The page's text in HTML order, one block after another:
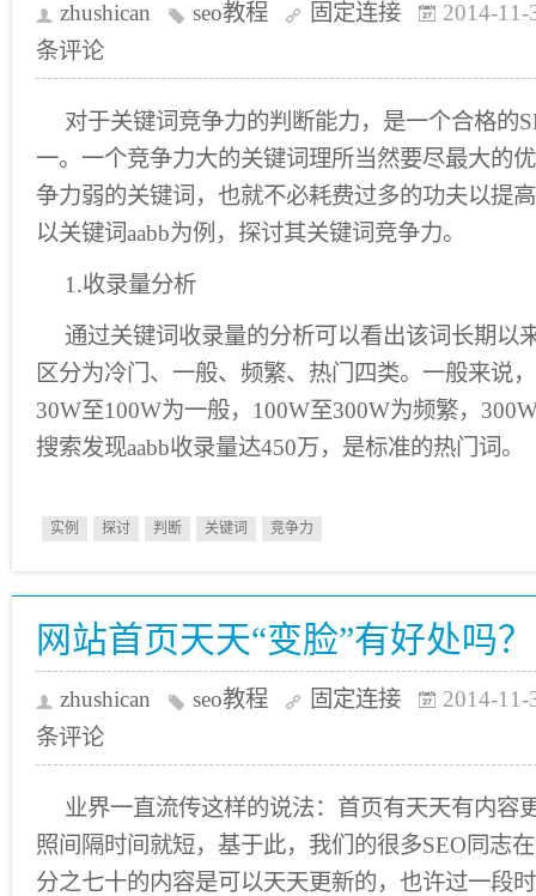
zhushican seo教程 固定连接
2014-11-
条评论
对于关键词竞争力的判断能力，是一个合格的
一。一个竞争力大的关键词理所当然要尽最大的
争力弱的关键词，也就不必耗费过多的功夫以提
以关键词aabb为例，探讨其关键词竞争力。
1.收录量分析
通过关键词收录量的分析可以看出该词长期以
区分为冷门、一般、频繁、热门四类。一般来说
30W至100W为一般，100W至300W为频繁，
搜索发现aabb收录量达450万，是标准的热门词。
实例 探讨 判断 关键词 竞争力
网站首页天天“变脸”有好处吗？
zhushican seo教程 固定连接
2014-11-
条评论
业界一直流传这样的说法：首页有天天有内容
照间隔时间就短，基于此，我们的很多SEO同志
分之七十的内容是可以天天更新的，也许过一段